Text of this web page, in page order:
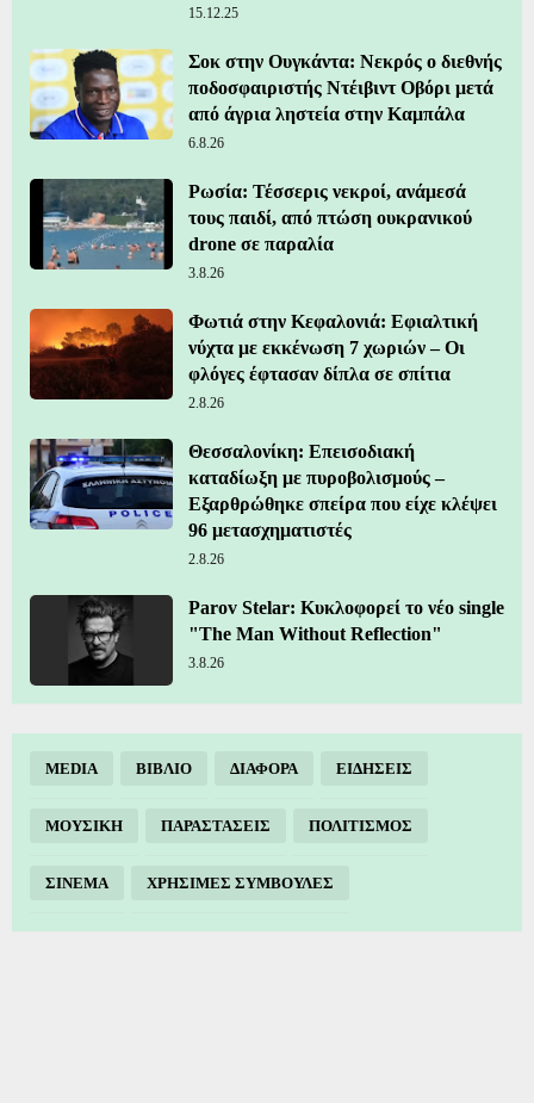
15.12.25
Σοκ στην Ουγκάντα: Νεκρός ο διεθνής
ποδοσφαιριστής Ντέιβιντ Οβόρι μετά
από άγρια ληστεία στην Καμπάλα
6.8.26
Ρωσία: Τέσσερις νεκροί, ανάμεσά
τους παιδί, από πτώση ουκρανικού
drone σε παραλία
3.8.26
Φωτιά στην Κεφαλονιά: Εφιαλτική
νύχτα με εκκένωση 7 χωριών – Οι
φλόγες έφτασαν δίπλα σε σπίτια
2.8.26
Θεσσαλονίκη: Επεισοδιακή
καταδίωξη με πυροβολισμούς –
Εξαρθρώθηκε σπείρα που είχε κλέψει
96 μετασχηματιστές
2.8.26
Parov Stelar: Κυκλοφορεί το νέο single
"The Man Without Reflection"
3.8.26
MEDIA ΒΙΒΛΙΟ ΔΙΑΦΟΡΑ ΕΙΔΗΣΕΙΣ
ΜΟΥΣΙΚΗ ΠΑΡΑΣΤΑΣΕΙΣ ΠΟΛΙΤΙΣΜΟΣ
ΣΙΝΕΜΑ ΧΡΗΣΙΜΕΣ ΣΥΜΒΟΥΛΕΣ